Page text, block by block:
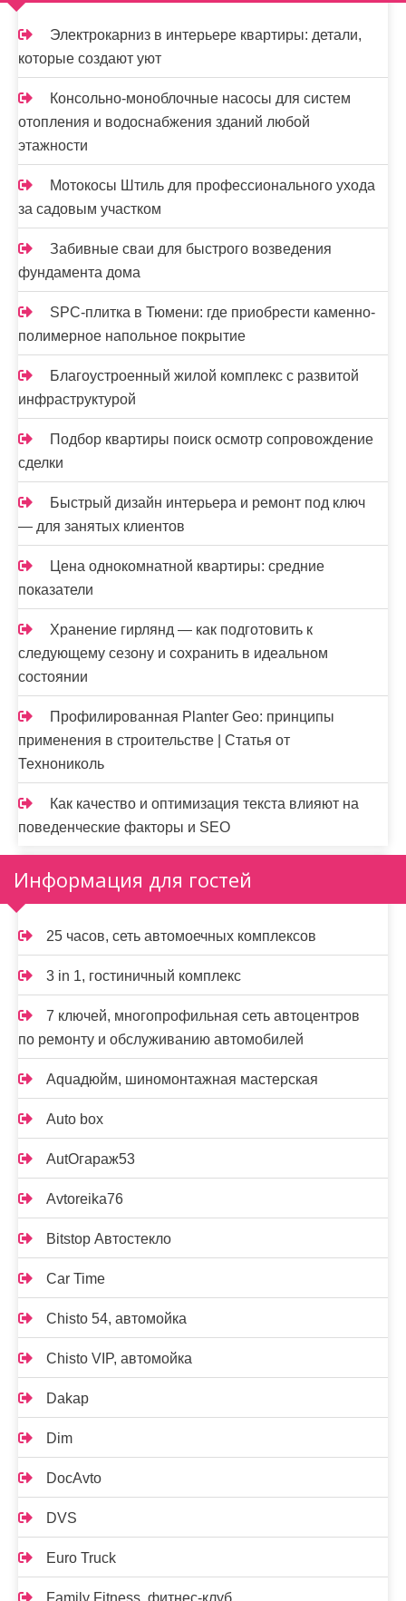
м
Электрокарниз в интерьере квартиры: детали,
которые создают уют
Консольно-моноблочные насосы для систем
отопления и водоснабжения зданий любой
этажности
Мотокосы Штиль для профессионального ухода
за садовым участком
Забивные сваи для быстрого возведения
фундамента дома
SPC-плитка в Тюмени: где приобрести каменно-
полимерное напольное покрытие
Благоустроенный жилой комплекс с развитой
инфраструктурой
Подбор квартиры поиск осмотр сопровождение
сделки
Быстрый дизайн интерьера и ремонт под ключ
— для занятых клиентов
Цена однокомнатной квартиры: средние
показатели
Хранение гирлянд — как подготовить к
следующему сезону и сохранить в идеальном
состоянии
Профилированная Planter Geo: принципы
применения в строительстве | Статья от
Технониколь
Как качество и оптимизация текста влияют на
поведенческие факторы и SEO
Информация для гостей
25 часов, сеть автомоечных комплексов
3 in 1, гостиничный комплекс
7 ключей, многопрофильная сеть автоцентров
по ремонту и обслуживанию автомобилей
Aquaдюйм, шиномонтажная мастерская
Auto box
AutOгараж53
Avtoreika76
Bitstop Автостекло
Car Time
Chisto 54, автомойка
Chisto VIP, автомойка
Dakap
Dim
DocAvto
DVS
Euro Truck
Family Fitness, фитнес-клуб